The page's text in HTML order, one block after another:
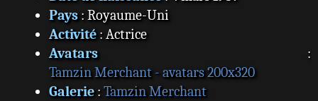
Pays: Royaume-Uni
Activité: Actrice
Avatars:
Tamzin Merchant - avatars 200x320
Galerie: Tamzin Merchant